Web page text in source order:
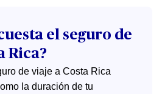
el seguro de
Rica?
de viaje a Costa Rica
la duración de tu